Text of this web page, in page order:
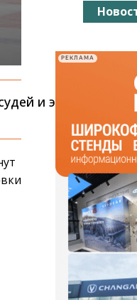
и экипировки
РЕКЛАМА